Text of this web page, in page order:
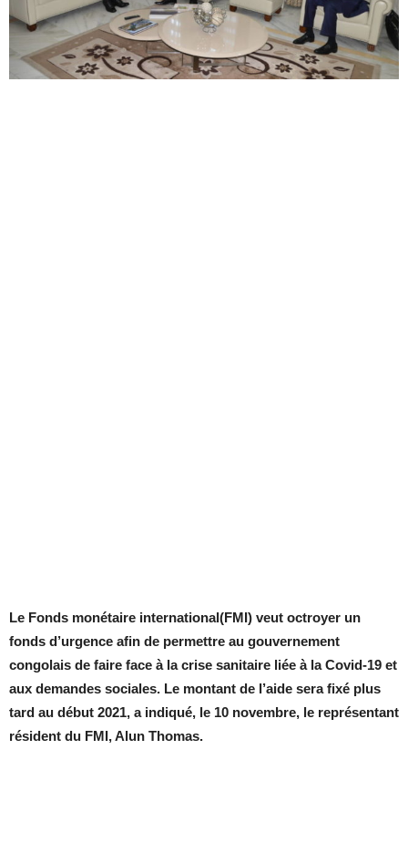
Le Fonds monétaire international(FMI) veut octroyer un
fonds d’urgence afin de permettre au gouvernement
congolais de faire face à la crise sanitaire liée à la Covid-19 et
aux demandes sociales. Le montant de l’aide sera fixé plus
tard au début 2021, a indiqué, le 10 novembre, le représentant
résident du FMI, Alun Thomas.